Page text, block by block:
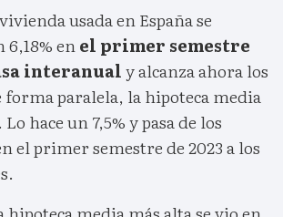
usada en España se
enel primer semestre
interanualy alcanza ahora los
forma paralela, la hipoteca media
hace un 7,5% y pasa de los
el primer semestre de 2023 a los